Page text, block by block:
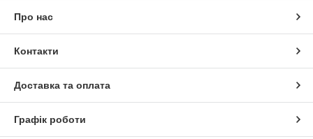
Про нас
Контакти
Доставка та оплата
Графік роботи